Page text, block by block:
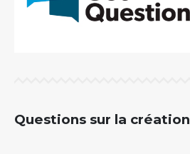
Questions sur la création